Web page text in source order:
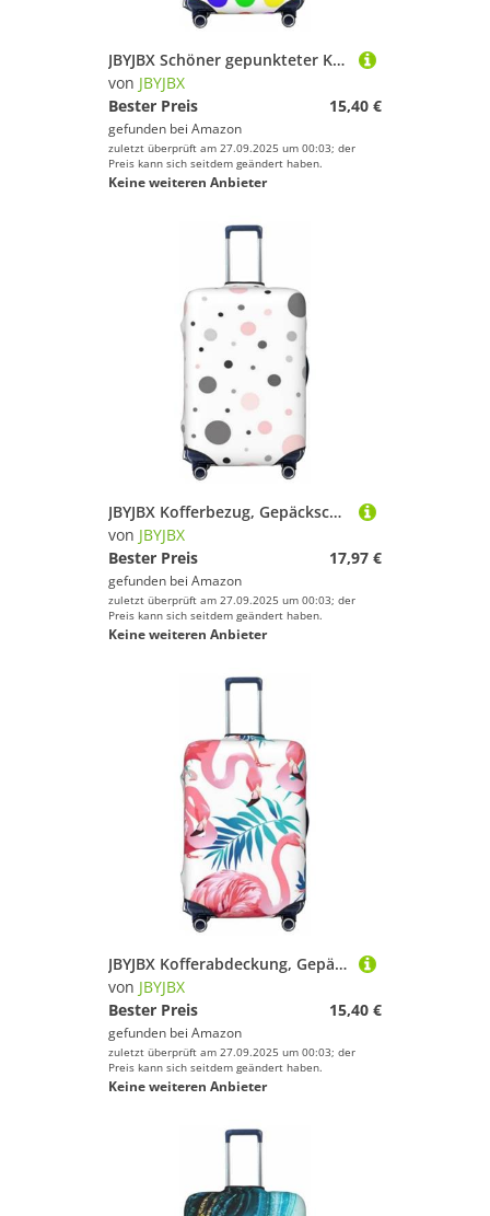
JBYJBX Schöner gepunkteter Kofferbezug, Gepäckschutz, waschbar, elastisch, modische Reiseausrüstung, Schwarz, Small
von JBYJBX
Bester Preis
15,40 €
gefunden bei Amazon
zuletzt überprüft am 27.09.2025 um 00:03; der
Preis kann sich seitdem geändert haben.
Keine weiteren Anbieter
JBYJBX Kofferbezug, Gepäckschutz, waschbar, elastisch, modisch, Rot / Grau / Weiß, Schwarz, Large
von JBYJBX
Bester Preis
17,97 €
gefunden bei Amazon
zuletzt überprüft am 27.09.2025 um 00:03; der
Preis kann sich seitdem geändert haben.
Keine weiteren Anbieter
JBYJBX Kofferabdeckung, Gepäckschutz, Motiv: Flamingo, Vogel, Grün, Pflanze, Blätter, waschbar, elastisch, modische Reiseausrüstung, Schwarz, Small
von JBYJBX
Bester Preis
15,40 €
gefunden bei Amazon
zuletzt überprüft am 27.09.2025 um 00:03; der
Preis kann sich seitdem geändert haben.
Keine weiteren Anbieter